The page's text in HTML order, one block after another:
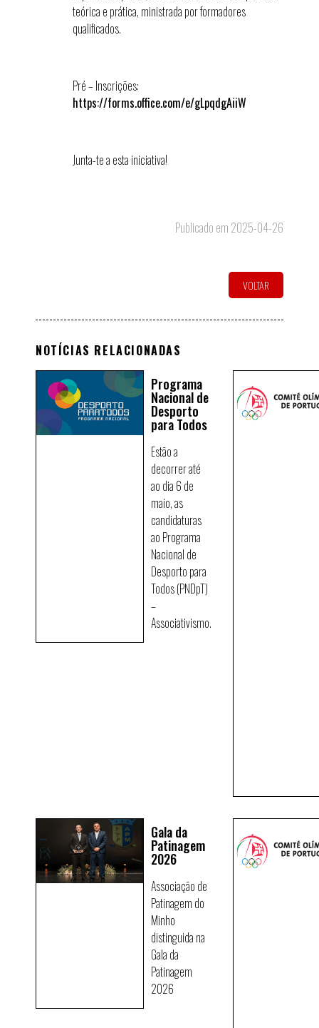
teórica e prática, ministrada por formadores
qualificados.
Pré – Inscrições:
https://forms.office.com/e/gLpqdgAiiW
Junta-te a esta iniciativa!
Publicado em 2025-04-26
VOLTAR
NOTÍCIAS RELACIONADAS
Programa
Nacional de
Desporto
para Todos
Estão a
decorrer até
ao dia 6 de
maio, as
candidaturas
ao Programa
Nacional de
Desporto para
Todos (PNDpT)
–
Associativismo.
Gala da
Patinagem
2026
Associação de
Patinagem do
Minho
distinguida na
Gala da
Patinagem
2026